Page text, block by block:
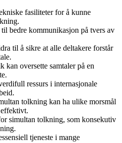
fasiliteter for å kunne
bedre kommunikasjon på tvers av
til å sikre at alle deltakere forstår
kan oversette samtaler på en
ressurs i internasjonale
tolkning kan ha ulike morsmål
simultan tolkning, som konsekutiv
tjeneste i mange